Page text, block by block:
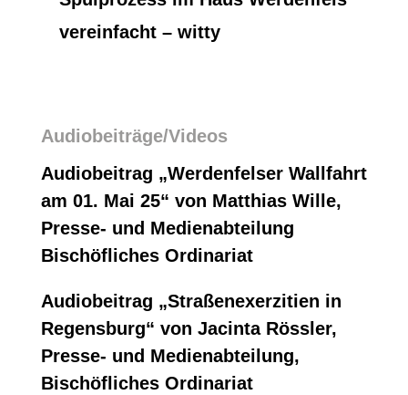
vereinfacht – witty
Audiobeiträge/Videos
Audiobeitrag „Werdenfelser Wallfahrt
am 01. Mai 25“ von Matthias Wille,
Presse- und Medienabteilung
Bischöfliches Ordinariat
Audiobeitrag „Straßenexerzitien in
Regensburg“ von Jacinta Rössler,
Presse- und Medienabteilung,
Bischöfliches Ordinariat